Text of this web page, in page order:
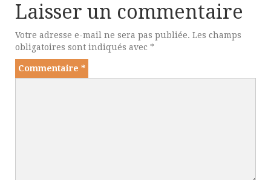
Laisser un commentaire
Votre adresse e-mail ne sera pas publiée. Les champs
obligatoires sont indiqués avec *
Commentaire *